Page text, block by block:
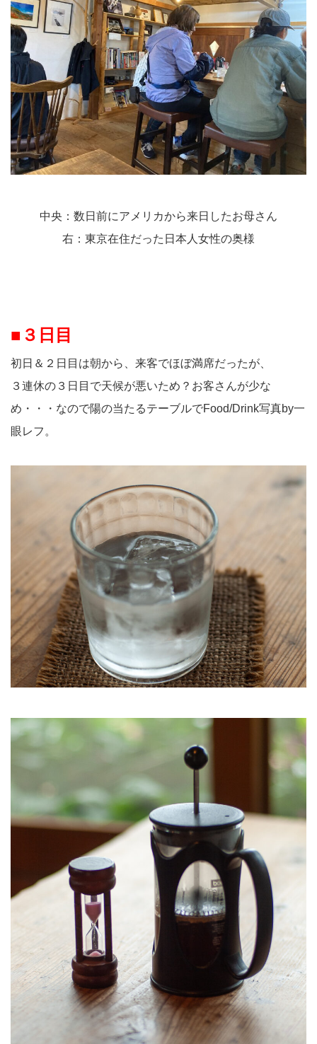
中央：数日前にアメリカから来日したお母さん
右：東京在住だった日本人女性の奥様
■３日目
初日＆２日目は朝から、来客でほぼ満席だったが、
３連休の３日目で天候が悪いため？お客さんが少な
め・・・なので陽の当たるテーブルでFood/Drink写真by一
眼レフ。